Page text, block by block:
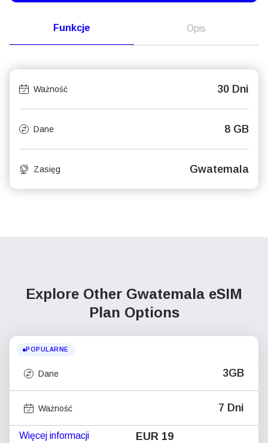
Funkcje Opis
Ważność 30 Dni
Dane 8 GB
Zasięg Gwatemala
Explore Other Gwatemala eSIM
Plan Options
POPULARNE
Dane 3GB
Ważność 7 Dni
Więcej informacji EUR 19